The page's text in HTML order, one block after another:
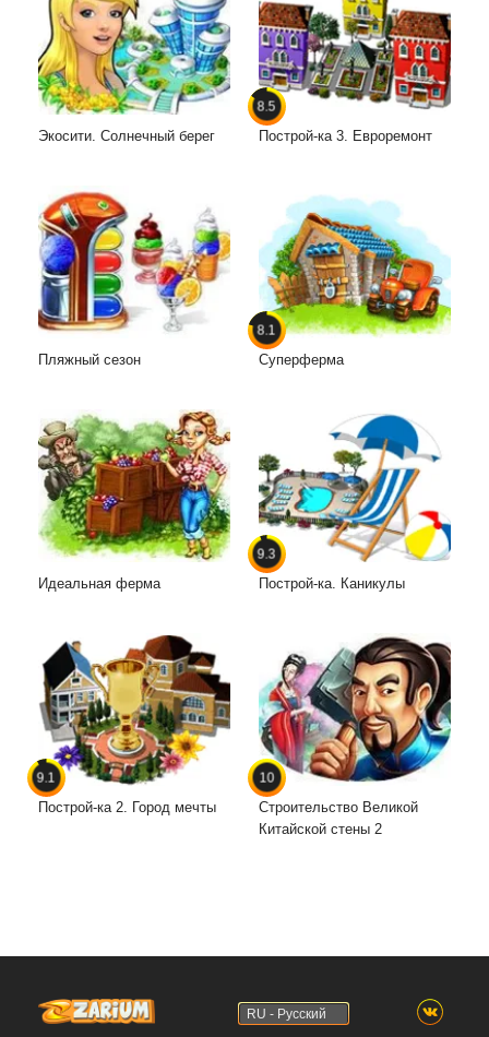
Экосити. Солнечный берег
8.5
Построй-ка 3. Евроремонт
Пляжный сезон
8.1
Суперферма
Идеальная ферма
9.3
Построй-ка. Каникулы
9.1
Построй-ка 2. Город мечты
10
Строительство Великой
Китайской стены 2
RU - Русский